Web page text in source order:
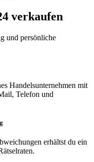
verkaufen
und persönliche
Handelsunternehmen mit
Telefon und
erhältst du ein